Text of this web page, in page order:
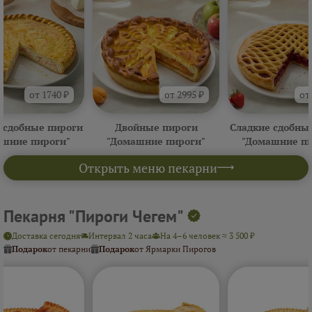
Открыть меню пекарни
от 1740 ₽
пироги
пироги"
от 2995 ₽
Двойные пироги
"Домашние пироги"
от
Сладкие
"Домашние
Пекарня "Пироги Чегем"
Доставка сегодня Интервал 2 часа
На 4–6 человек ≈ 3 500 ₽
Подарокот пекарни Подарокот Ярмарки Пирогов